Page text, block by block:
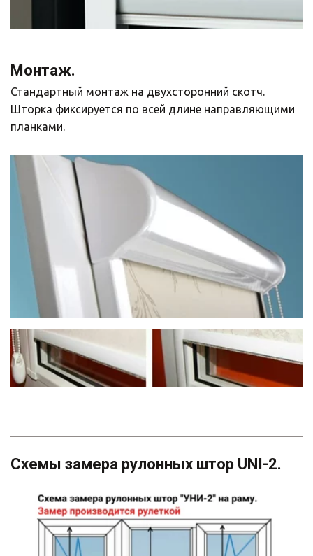
Монтаж.
Стандартный монтаж на двухсторонний скотч.
Шторка фиксируется по всей длине направляющими
планками.
Схемы замера рулонных штор UNI-2.